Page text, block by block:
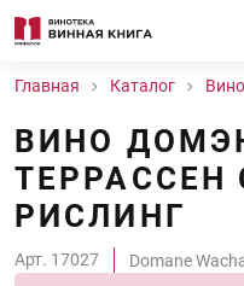
Главная Каталог Вино
ВИНО
ТЕРРАССЕН
РИСЛИНГ
Арт. 17027
Domane